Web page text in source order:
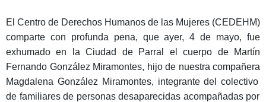
El Centro de Derechos Humanos de las Mujeres (CEDEHM)
comparte con profunda pena, que ayer, 4 de mayo,fue
exhumado en la Ciudad de Parral elcuerpo de Martín
Fernando González Miramontes, hijode nuestra compañera
Magdalena González Miramontes, integrantedelcolectivo
de familiaresde personasdesaparecidas acompañadas por